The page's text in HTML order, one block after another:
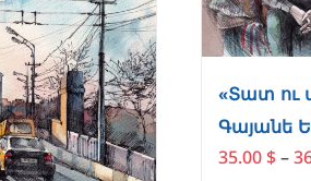
«Տատ ու
Գայանե
35.00 $–